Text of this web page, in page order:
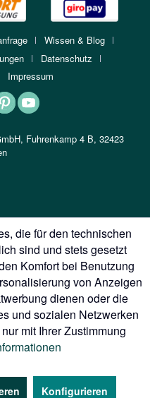
Wissen & Blog
Datenschutz
Impressum
Fuhrenkamp 4 B, 32423
die für den technischen
sind und stets gesetzt
Komfort bei Benutzung
von Anzeigen
dienen oder die
und sozialen Netzwerken
mit Ihrer Zustimmung
Konfigurieren